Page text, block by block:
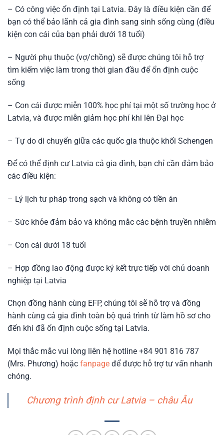
– Có công việc ổn định tại Latvia. Đây là điều kiện cần để
bạn có thể bảo lãnh cả gia đình sang sinh sống cùng (điều
kiện con cái của bạn phải dưới 18 tuổi)
– Người phụ thuộc (vợ/chồng) sẽ được chúng tôi hỗ trợ
tìm kiếm việc làm trong thời gian đầu để ổn định cuộc
sống
– Con cái được miễn 100% học phí tại một số trường học ở
Latvia, và được miễn giảm học phí khi lên Đại học
– Tự do di chuyển giữa các quốc gia thuộc khối Schengen
Để có thể định cư Latvia cả gia đình, bạn chỉ cần đảm bảo
các điều kiện:
– Lý lịch tư pháp trong sạch và không có tiền án
– Sức khỏe đảm bảo và không mắc các bệnh truyền nhiễm
– Con cái dưới 18 tuổi
– Hợp đồng lao động được ký kết trực tiếp với chủ doanh
nghiệp tại Latvia
Chọn đồng hành cùng EFP, chúng tôi sẽ hỗ trợ và đồng
hành cùng cả gia đình toàn bộ quá trình từ làm hồ sơ cho
đến khi đã ổn định cuộc sống tại Latvia.
Mọi thắc mắc vui lòng liên hệ hotline +84 901 816 787
(Mrs. Phương) hoặc fanpage để được hỗ trợ tư vấn nhanh
chóng.
Chương trình định cư Latvia – châu Âu